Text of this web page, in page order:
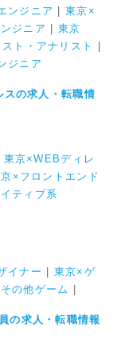
ンジニア |東京×
ジニア
東京
ト・アナリスト
ジニア
の求人・転職情
東京×WEBディレ
×フロントエンド
ティブ系
イナー
東京×ゲ
の他ゲーム
の求人・転職情報